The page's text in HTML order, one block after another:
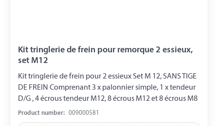
Kit tringlerie de frein pour remorque 2 essieux,
set M12
Kit tringlerie de frein pour 2 essieux Set M 12, SANS TIGE
DE FREIN Comprenant 3 x palonnier simple, 1 x tendeur
D/G , 4 écrous tendeur M12, 8 écrous M12 et 8 écrous M8
Product number: 009000581